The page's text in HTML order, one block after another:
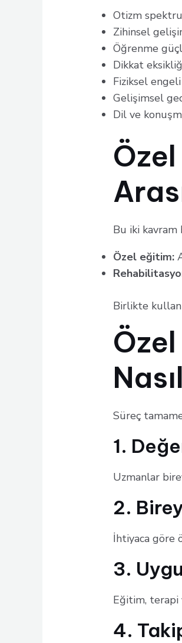
Otizm
Zihinsel
Öğrenme
Dikkat
Fiziksel
Gelişimsel
Dil ve
Bu iki kavram
Özel eğitim:
Birlikte
Süreç
1.
Uzmanlar
2.
İhtiyaca göre
3.
Eğitim, terapi
4.